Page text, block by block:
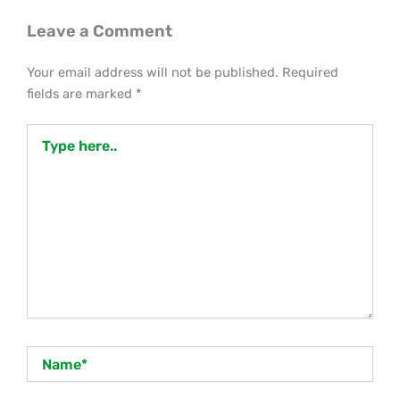
Leave a Comment
Your email address will not be published. Required
fields are marked *
here..